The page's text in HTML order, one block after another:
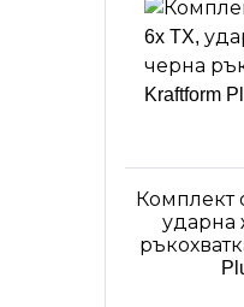
Комплект
ударна